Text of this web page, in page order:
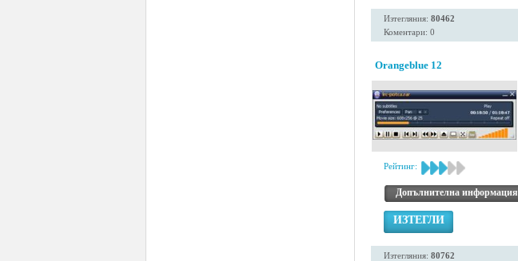
Изтегляния: 80462
Коментари: 0
Orangeblue 12
Рейтинг:
Допълнителна информация
ИЗТЕГЛИ
Изтегляния: 80762